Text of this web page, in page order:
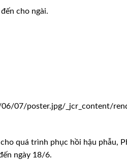
cho ngài.
poster.jpg/_jcr_content/
quá trình phục hồi hậu phẫu,
ngày 18/6.